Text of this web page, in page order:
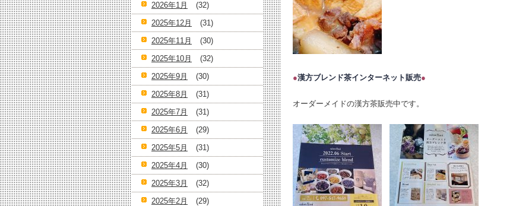
●漢方ブレンド茶インターネット販売●
オーダーメイドの漢方茶販売中です。
2026年1月
(32)
2025年12月
(31)
2025年11月
(30)
2025年10月
(32)
2025年9月
(30)
2025年8月
(31)
2025年7月
(31)
2025年6月
(29)
2025年5月
(31)
2025年4月
(30)
2025年3月
(32)
2025年2月
(29)